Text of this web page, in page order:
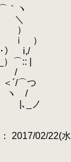
ャアが本
）
i,/ あれは
）⌒:: |
取り付
⌒つ
/
_ノ
： 2017/02/22(